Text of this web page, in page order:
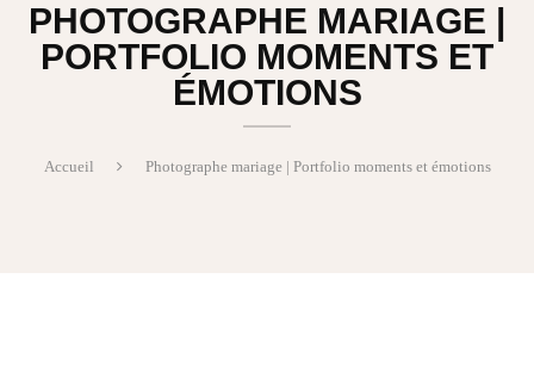
PHOTOGRAPHE MARIAGE |
PORTFOLIO MOMENTS ET
ÉMOTIONS
Accueil Photographe mariage | Portfolio moments et émotions